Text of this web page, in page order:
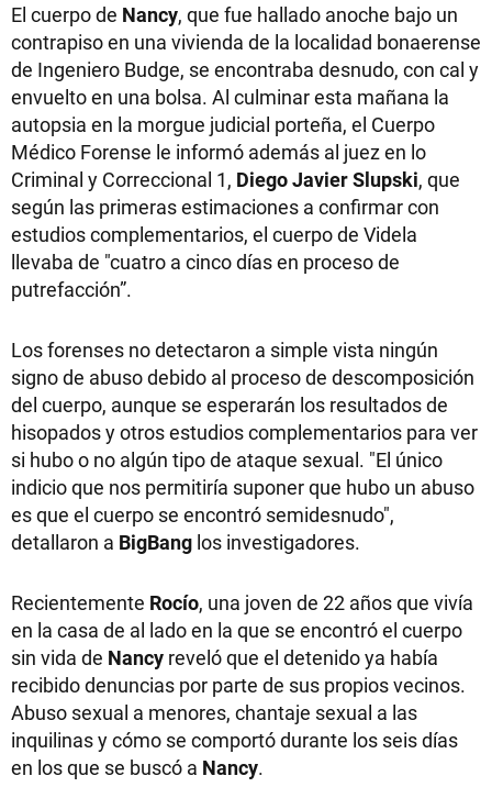
El cuerpo de Nancy, que fue hallado anoche bajo un
contrapiso en una vivienda de la localidad bonaerense
de Ingeniero Budge, se encontraba desnudo, con cal y
envuelto en una bolsa. Al culminar esta mañana la
autopsia en la morgue judicial porteña, el Cuerpo
Médico Forense le informó además al juez en lo
Criminal y Correccional 1, Diego Javier Slupski, que
según las primeras estimaciones a confirmar con
estudios complementarios, el cuerpo de Videla
llevaba de "cuatro a cinco días en proceso de
putrefacción”.
Los forenses no detectaron a simple vista ningún
signo de abuso debido al proceso de descomposición
del cuerpo, aunque se esperarán los resultados de
hisopados y otros estudios complementarios para ver
si hubo o no algún tipo de ataque sexual. "El único
indicio que nos permitiría suponer que hubo un abuso
es que el cuerpo se encontró semidesnudo",
detallaron a BigBang los investigadores.
Recientemente Rocío, una joven de 22 años que vivía
en la casa de al lado en la que se encontró el cuerpo
sin vida de Nancy reveló que el detenido ya había
recibido denuncias por parte de sus propios vecinos.
Abuso sexual a menores, chantaje sexual a las
inquilinas y cómo se comportó durante los seis días
en los que se buscó a Nancy.